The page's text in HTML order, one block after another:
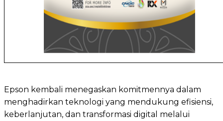
Epson kembali menegaskan komitmennya dalam
menghadirkan teknologi yang mendukung efisiensi,
keberlanjutan, dan transformasi digital melalui